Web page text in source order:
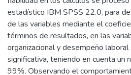
estadístico IBM SPSS 22.0, para
de las variables mediante el
términos de resultados, en las
organizacional y desempeño
significativa, teniendo en cuenta un
99%. Observando el